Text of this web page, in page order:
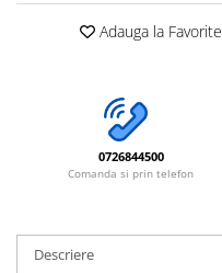
Adauga la Favorite
0726844500
Comanda si prin telefon
Descriere